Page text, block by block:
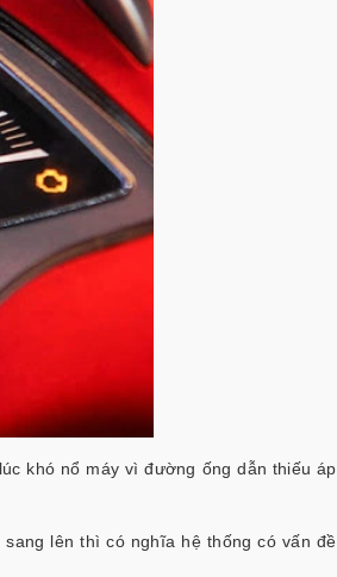
khó nổ máy vì đường ống dẫn thiếu áp
lên thì có nghĩa hệ thống có vấn đề